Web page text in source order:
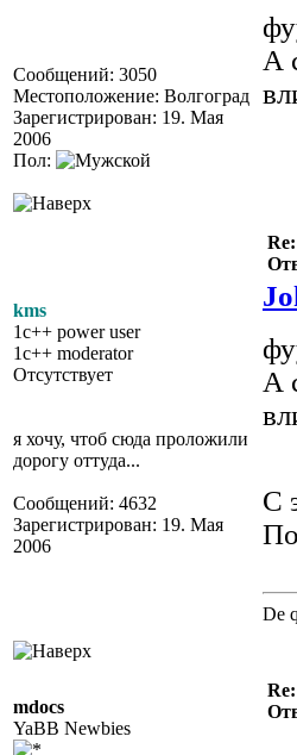
Сообщений: 3050
Местоположение: Волгоград
Зарегистрирован: 19. Мая
2006
Пол:
А
kms
1c++ power user
1c++ moderator
Отсутствует
я хочу, чтоб сюда проложили
дорогу оттуда...
Сообщений: 4632
Зарегистрирован: 19. Мая
2006
А
С
De
mdocs
YaBB Newbies